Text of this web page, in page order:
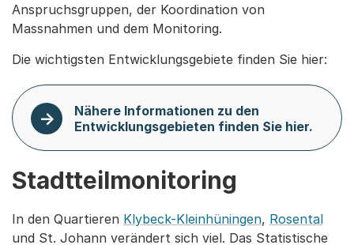
Anspruchsgruppen, der Koordination von
Massnahmen und dem Monitoring.
Die wichtigsten Entwicklungsgebiete finden Sie hier:
Nähere Informationen zu den
Entwicklungsgebieten finden Sie hier.
Stadtteilmonitoring
In den Quartieren Klybeck-Kleinhüningen, Rosental
und St. Johann verändert sich viel. Das Statistische